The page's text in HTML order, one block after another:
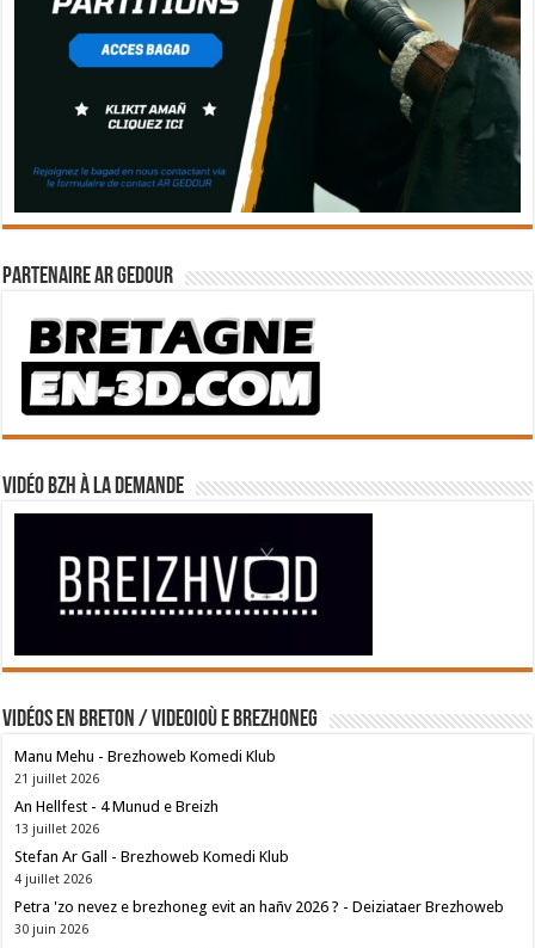
Partenaire Ar Gedour
Vidéo BZH à la demande
Vidéos en breton / Videoioù e brezhoneg
Manu Mehu - Brezhoweb Komedi Klub
21 juillet 2026
An Hellfest - 4 Munud e Breizh
13 juillet 2026
Stefan Ar Gall - Brezhoweb Komedi Klub
4 juillet 2026
Petra 'zo nevez e brezhoneg evit an hañv 2026 ? - Deiziataer Brezhoweb
30 juin 2026